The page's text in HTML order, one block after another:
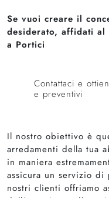
Se vuoi creare il
desiderato, affidati
a Portici
Contattaci e
e preventivi
Il nostro obiettivo è
arredamenti della tua
in maniera
assicura un servizio di
nostri clienti offriamo